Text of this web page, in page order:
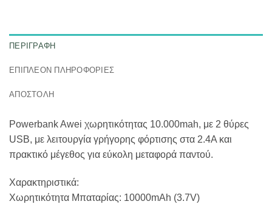
ΠΕΡΙΓΡΑΦΉ
ΕΠΙΠΛΈΟΝ ΠΛΗΡΟΦΟΡΊΕΣ
ΑΠΟΣΤΟΛΗ
Powerbank Awei χωρητικότητας 10.000mah, με 2 θύρες
USB, με λειτουργία γρήγορης φόρτισης στα 2.4Α και
πρακτικό μέγεθος για εύκολη μεταφορά παντού.
Χαρακτηριστικά:
Χωρητικότητα Μπαταρίας: 10000mAh (3.7V)